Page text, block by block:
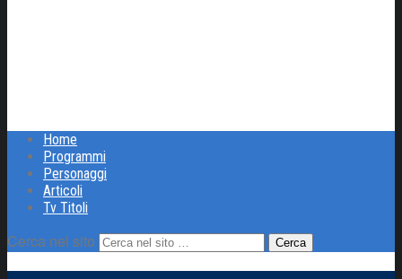
Home
Programmi
Personaggi
Articoli
Tv Titoli
Cerca nel sito